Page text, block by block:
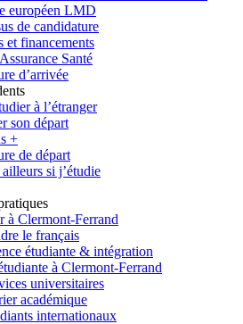
européen LMD
de candidature
et financements
Santé
d’arrivée
à l’étranger
son départ
+
de départ
si j’étudie
à Clermont-Ferrand
le français
étudiante & intégration
à Clermont-Ferrand
universitaires
académique
internationaux